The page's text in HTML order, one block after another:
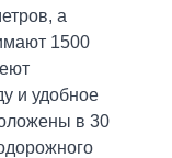
а
1500
и удобное
в 30